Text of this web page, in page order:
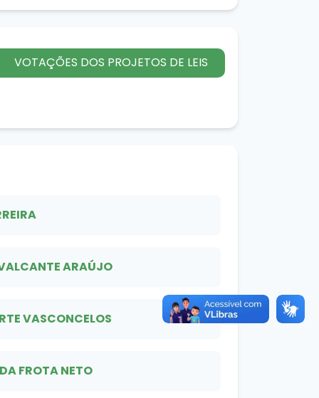
VOTAÇÕES DOS PROJETOS DE LEIS
ARAÚJO
VASCONCELOS
FROTA NETO